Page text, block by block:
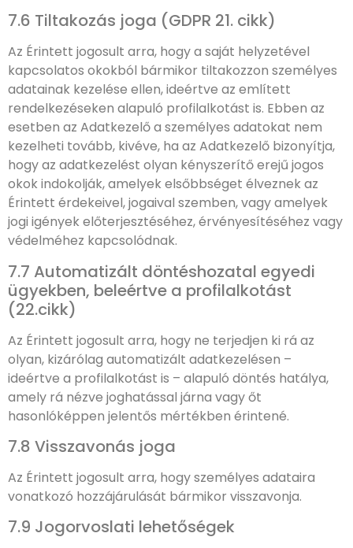
7.6 Tiltakozás joga (GDPR 21. cikk)
Az Érintett jogosult arra, hogy a saját helyzetével
kapcsolatos okokból bármikor tiltakozzon személyes
adatainak kezelése ellen, ideértve az említett
rendelkezéseken alapuló profilalkotást is. Ebben az
esetben az Adatkezelő a személyes adatokat nem
kezelheti tovább, kivéve, ha az Adatkezelő bizonyítja,
hogy az adatkezelést olyan kényszerítő erejű jogos
okok indokolják, amelyek elsőbbséget élveznek az
Érintett érdekeivel, jogaival szemben, vagy amelyek
jogi igények előterjesztéséhez, érvényesítéséhez vagy
védelméhez kapcsolódnak.
7.7 Automatizált döntéshozatal egyedi
ügyekben, beleértve a profilalkotást
(22.cikk)
Az Érintett jogosult arra, hogy ne terjedjen ki rá az
olyan, kizárólag automatizált adatkezelésen –
ideértve a profilalkotást is – alapuló döntés hatálya,
amely rá nézve joghatással járna vagy őt
hasonlóképpen jelentős mértékben érintené.
7.8 Visszavonás joga
Az Érintett jogosult arra, hogy személyes adataira
vonatkozó hozzájárulását bármikor visszavonja.
7.9 Jogorvoslati lehetőségek